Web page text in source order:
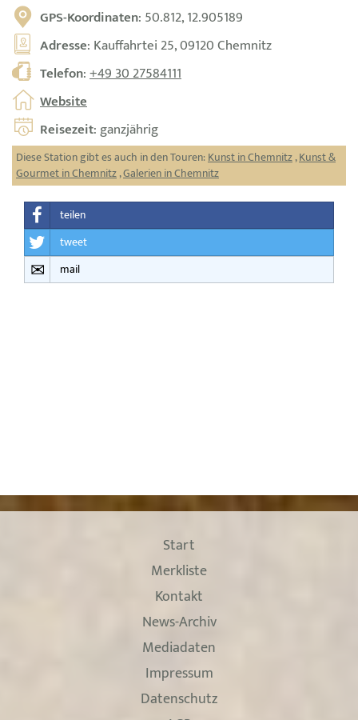
GPS-Koordinaten: 50.812, 12.905189
Adresse: Kauffahrtei 25, 09120 Chemnitz
Telefon:+49 30 27584111
Website
Reisezeit: ganzjährig
Diese Station gibt es auch in den Touren:Kunst in Chemnitz,Kunst &
Gourmet in Chemnitz,Galerien in Chemnitz
teilen
tweet
mail
Start
Merkliste
Kontakt
News-Archiv
Mediadaten
Impressum
Datenschutz